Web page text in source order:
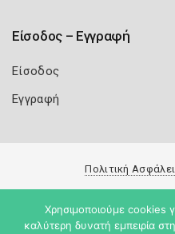
Είσοδος – Εγγραφή
Είσοδος
Εγγραφή
Πολιτική
Copyright 2026
Χρησιμοποιούμε cookies
καλύτερη δυνατή εμπειρία